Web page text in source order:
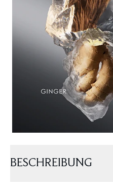
BESCHREIBUNG